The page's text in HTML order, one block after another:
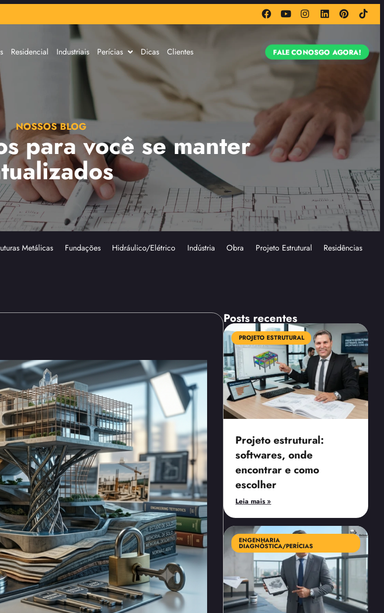
Residencial Industriais Perícias Dicas Clientes FALE CONOSGO AGORA!
NOSSOS BLOG
para você se manter
Metálicas Fundações Hidráulico/Elétrico Indústria Obra Projeto Estrutural Residências
Posts recentes
PROJETO ESTRUTURAL
Projeto estrutural:
softwares, onde
encontrar e como
escolher
Leia mais »
ENGENHARIA
DIAGNÓSTICA/PERÍCIAS